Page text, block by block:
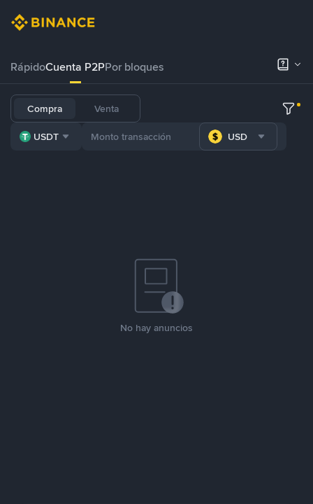
RápidoCuenta P2PPor bloques
Compra Venta
USDT USD
No hay anuncios